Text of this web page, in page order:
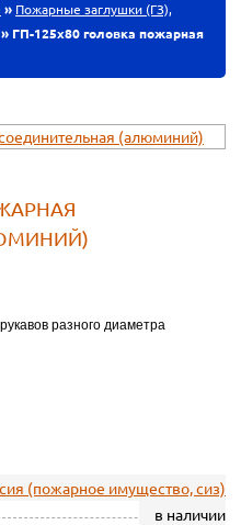
» Пожарные заглушки (ГЗ),
» ГП-125х80 головка пожарная
разного диаметра
(пожарное имущество, сиз)
в наличии